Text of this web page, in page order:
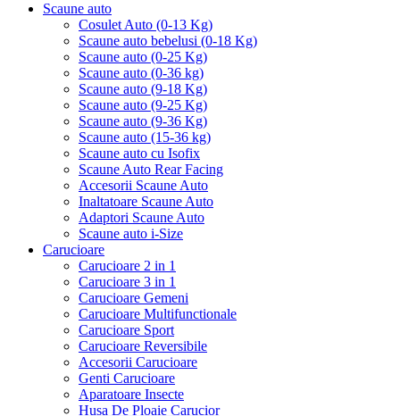
Scaune auto
Cosulet Auto (0-13 Kg)
Scaune auto bebelusi (0-18 Kg)
Scaune auto (0-25 Kg)
Scaune auto (0-36 kg)
Scaune auto (9-18 Kg)
Scaune auto (9-25 Kg)
Scaune auto (9-36 Kg)
Scaune auto (15-36 kg)
Scaune auto cu Isofix
Scaune Auto Rear Facing
Accesorii Scaune Auto
Inaltatoare Scaune Auto
Adaptori Scaune Auto
Scaune auto i-Size
Carucioare
Carucioare 2 in 1
Carucioare 3 in 1
Carucioare Gemeni
Carucioare Multifunctionale
Carucioare Sport
Carucioare Reversibile
Accesorii Carucioare
Genti Carucioare
Aparatoare Insecte
Husa De Ploaie Carucior